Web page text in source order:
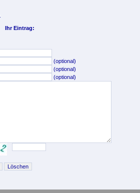
Ihr Eintrag:
(optional)
(optional)
(optional)